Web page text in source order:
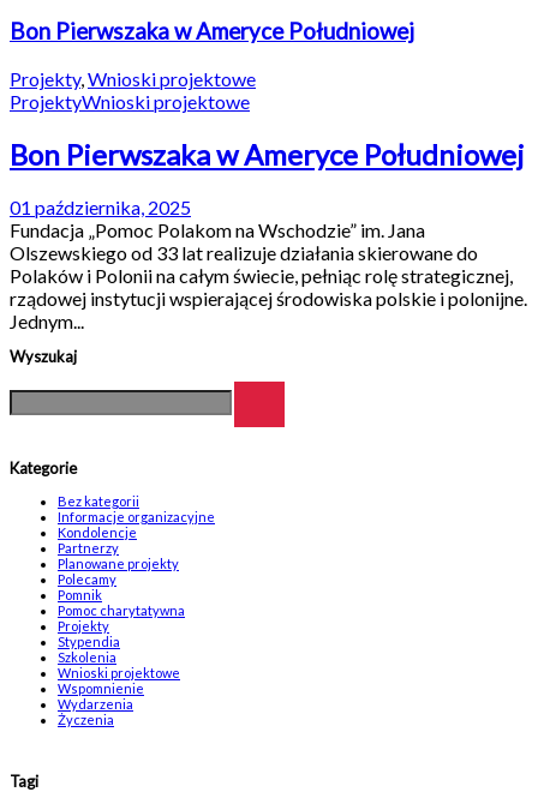
Bon Pierwszaka w Ameryce Południowej
Projekty, Wnioski projektowe
ProjektyWnioski projektowe
Bon Pierwszaka w Ameryce Południowej
01 października, 2025
Fundacja „Pomoc Polakom na Wschodzie” im. Jana
Olszewskiego od 33 lat realizuje działania skierowane do
Polaków i Polonii na całym świecie, pełniąc rolę strategicznej,
rządowej instytucji wspierającej środowiska polskie i polonijne.
Jednym...
Wyszukaj
Kategorie
Bez kategorii
Informacje organizacyjne
Kondolencje
Partnerzy
Planowane projekty
Polecamy
Pomnik
Pomoc charytatywna
Projekty
Stypendia
Szkolenia
Wnioski projektowe
Wspomnienie
Wydarzenia
Życzenia
Tagi